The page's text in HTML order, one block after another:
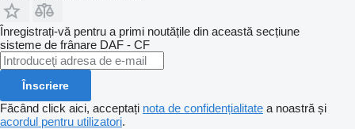
Înregistrați-vă pentru a primi noutățile din această secțiune
sisteme de frânare DAF - CF
Înscriere
Făcând click aici, acceptați nota de confidențialitate a noastră și
acordul pentru utilizatori.